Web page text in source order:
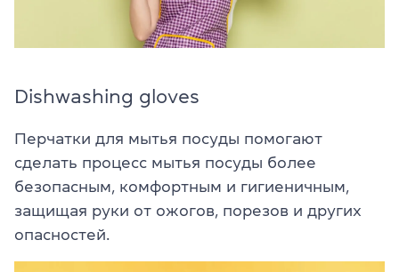
Dishwashing gloves
Перчатки для мытья посуды помогают
сделать процесс мытья посуды более
безопасным, комфортным и гигиеничным,
защищая руки от ожогов, порезов и других
опасностей.